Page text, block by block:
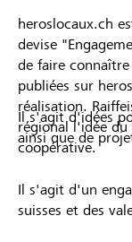
heroslocaux.ch
devise
de faire
publiées sur
réalisation.
régional l'idée
coopérative.
Il s'agit d'idées
ainsi que de
Il s'agit d'un
suisses et des